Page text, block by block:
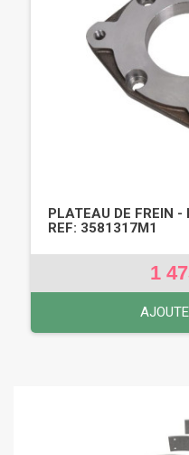
PLATEAU DE FREIN -
REF: 3581317M1
1